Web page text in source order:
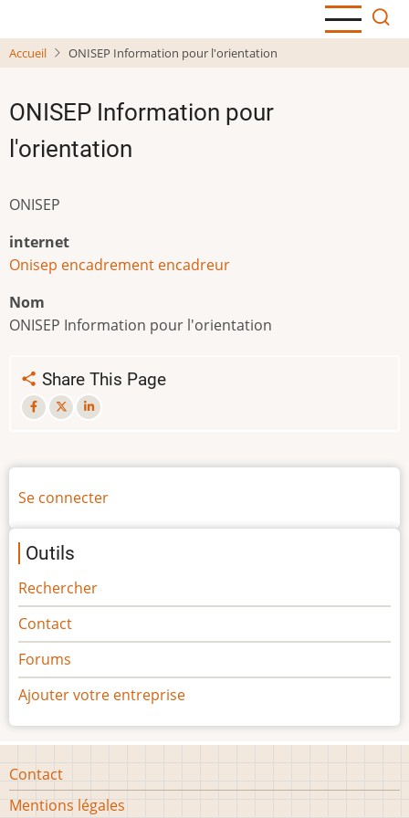
au
contenu
Accueil ONISEP Information pour l'orientation
ONISEP Information pour
l'orientation
ONISEP
internet
Onisep encadrement encadreur
Nom
ONISEP Information pour l'orientation
Share This Page
Menu
compte
de
l'utilisateur
Se connecter
Outils
Rechercher
Contact
Forums
Ajouter votre entreprise
Footer
menu
Contact
Mentions légales